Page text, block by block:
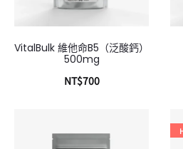
VitalBulk 維他命B5（泛酸鈣）
500mg
NT$700